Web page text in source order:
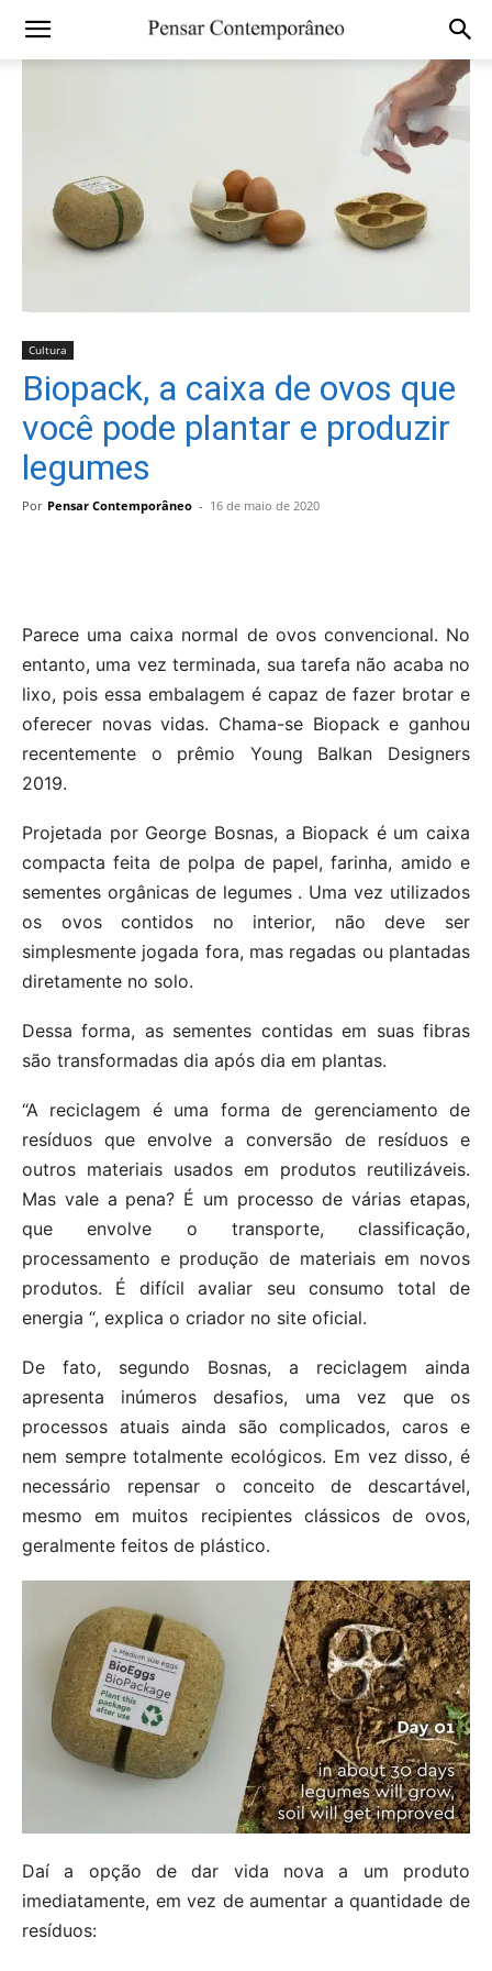
Cultura
Biopack, a caixa de ovos que
você pode plantar e produzir
legumes
Por Pensar Contemporâneo - 16 de maio de 2020
Parece uma caixa normal de ovos convencional. No
entanto, uma vez terminada, sua tarefa não acaba no
lixo, pois essa embalagem é capaz de fazer brotar e
oferecer novas vidas. Chama-se Biopack e ganhou
recentemente o prêmio Young Balkan Designers
2019.
Projetada por George Bosnas, a Biopack é um caixa
compacta feita de polpa de papel, farinha, amido e
sementes orgânicas de legumes . Uma vez utilizados
os ovos contidos no interior, não deve ser
simplesmente jogada fora, mas regadas ou plantadas
diretamente no solo.
Dessa forma, as sementes contidas em suas fibras
são transformadas dia após dia em plantas.
“A reciclagem é uma forma de gerenciamento de
resíduos que envolve a conversão de resíduos e
outros materiais usados ​​em produtos reutilizáveis.
Mas vale a pena? É um processo de várias etapas,
que envolve o transporte, classificação,
processamento e produção de materiais em novos
produtos. É difícil avaliar seu consumo total de
energia “, explica o criador no site oficial.
De fato, segundo Bosnas, a reciclagem ainda
apresenta inúmeros desafios, uma vez que os
processos atuais ainda são complicados, caros e
nem sempre totalmente ecológicos. Em vez disso, é
necessário repensar o conceito de descartável,
mesmo em muitos recipientes clássicos de ovos,
geralmente feitos de plástico.
Daí a opção de dar vida nova a um produto
imediatamente, em vez de aumentar a quantidade de
resíduos: